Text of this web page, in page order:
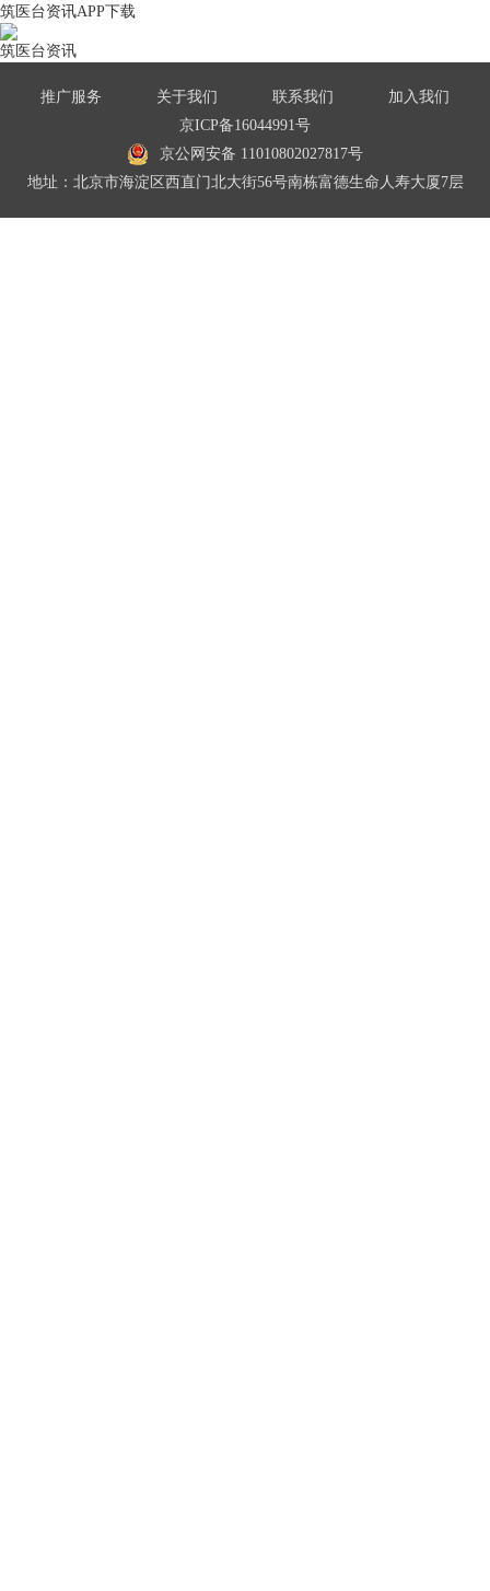
筑医台资讯APP下载
筑医台资讯
推广服务 关于我们 联系我们
加入我们
京ICP备16044991号
京公网安备 11010802027817号
地址：北京市海淀区西直门北大街56号南栋富德生命人寿大厦7层